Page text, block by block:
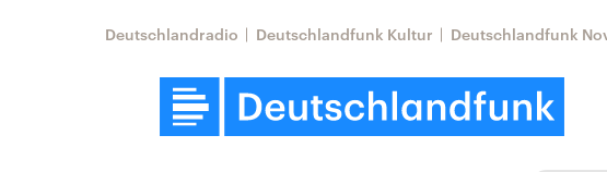
Deutschlandradio Deutschlandfunk Kultur Deutschlandfunk